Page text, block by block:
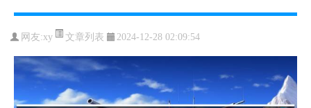
网友:xy 文章列表 2024-12-28 02:09:54